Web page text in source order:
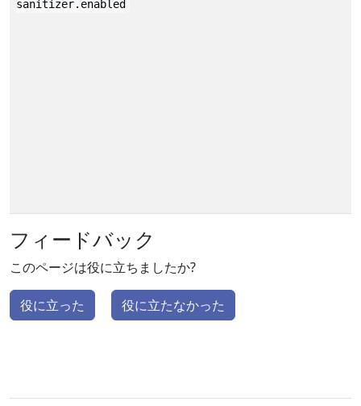
sanitizer.enabled
フィードバック
このページは役に立ちましたか?
役に立った 役に立たなかった